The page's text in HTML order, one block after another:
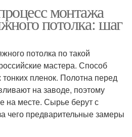
монтажа
потолка: шаг
потолка по такой
мастера. Способ
пленок. Полотна перед
на заводе, поэтому
на месте. Сырье берут с
чего предварительные замеры